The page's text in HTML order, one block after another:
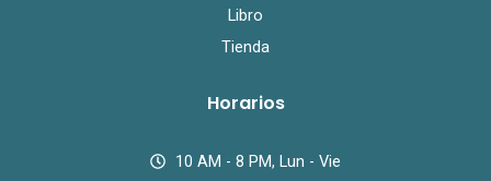
Libro
Tienda
Horarios
10 AM - 8 PM, Lun - Vie